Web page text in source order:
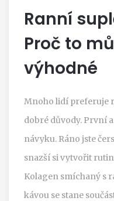
Ranní
Proč to
výhodné
Mnoho lidí preferuje
dobré důvody. První
návyku. Ráno jste
snazší si vytvořit
Kolagen smíchaný s
kávou se stane